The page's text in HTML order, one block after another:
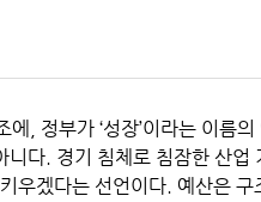
에, 정부가 ‘성장’이라는 이름
다. 경기 침체로 침잠한 산업
우겠다는 선언이다. 예산은